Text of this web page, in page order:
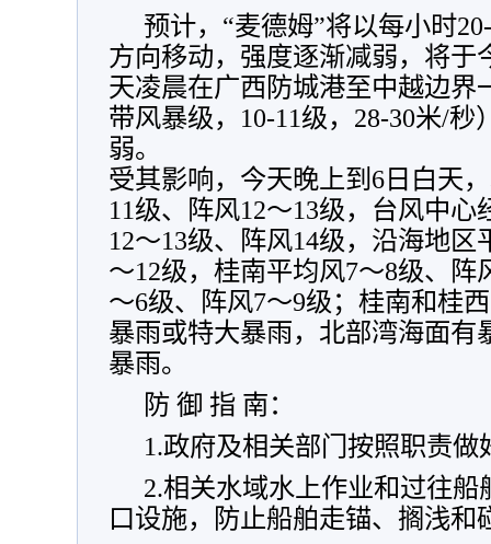
预计，“麦德姆”将以每小时
方向移动，强度逐渐减弱，将于
天凌晨在广西防城港至中越边界
带风暴级，10-11级，28-30米/
弱。
受其影响，今天晚上到6日白天
11级、阵风12～13级，台风中
12～13级、阵风14级，沿海地区
～12级，桂南平均风7～8级、阵
～6级、阵风7～9级；桂南和桂
暴雨或特大暴雨，北部湾海面有
暴雨。
防 御 指 南：
1.政府及相关部门按照职责
2.相关水域水上作业和过往
口设施，防止船舶走锚、搁浅和